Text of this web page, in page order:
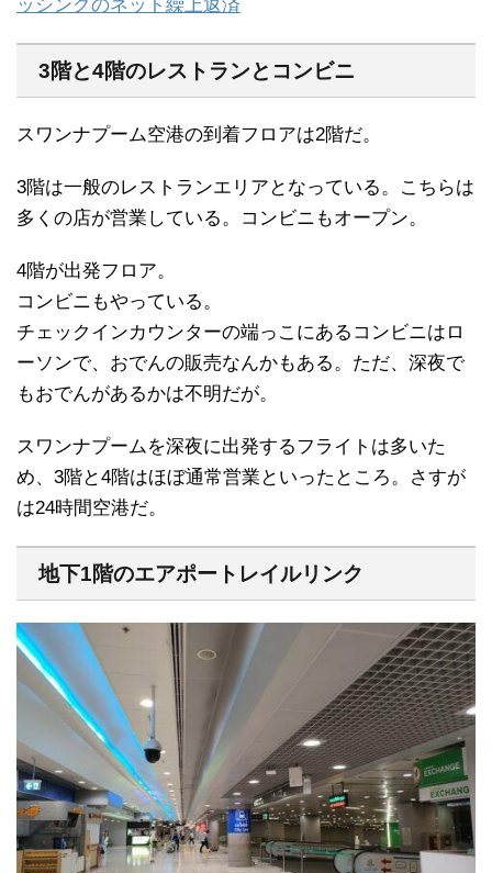
ッシングのネット繰上返済
3階と4階のレストランとコンビニ
スワンナプーム空港の到着フロアは2階だ。
3階は一般のレストランエリアとなっている。こちらは
多くの店が営業している。コンビニもオープン。
4階が出発フロア。
コンビニもやっている。
チェックインカウンターの端っこにあるコンビニはロ
ーソンで、おでんの販売なんかもある。ただ、深夜で
もおでんがあるかは不明だが。
スワンナプームを深夜に出発するフライトは多いた
め、3階と4階はほぼ通常営業といったところ。さすが
は24時間空港だ。
地下1階のエアポートレイルリンク